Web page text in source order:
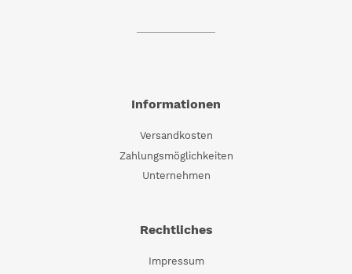
Informationen
Versandkosten
Zahlungsmöglichkeiten
Unternehmen
Rechtliches
Impressum